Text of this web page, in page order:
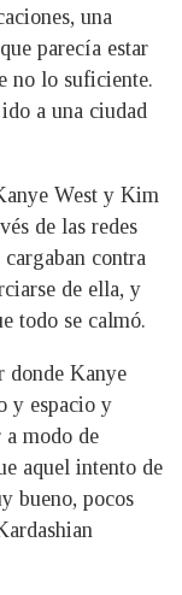
una
parecía estar
no lo suficiente.
a una ciudad
West y Kim
de las redes
contra
de ella, y
todo se calmó.
donde Kanye
y espacio y
modo de
aquel intento de
bueno, pocos